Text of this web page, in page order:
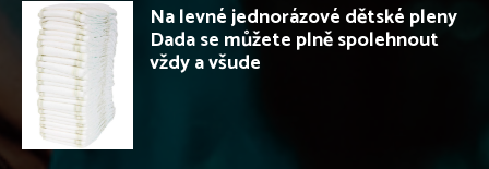
Na levné jednorázové dětské pleny
Dada se můžete plně spolehnout
vždy a všude